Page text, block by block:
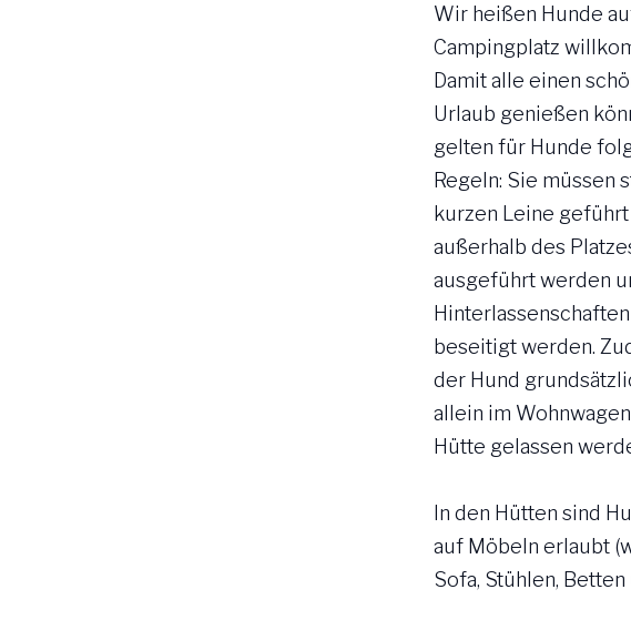
Wir heißen Hunde
Campingplatz
Damit alle einen
Urlaub genießen
gelten für Hunde
Regeln: Sie müssen
kurzen Leine
außerhalb des
ausgeführt werden
beseitigt werden.
der Hund
allein im
Hütte gelassen
In den Hütten sind
auf Möbeln erlaubt
Sofa, Stühlen, Betten